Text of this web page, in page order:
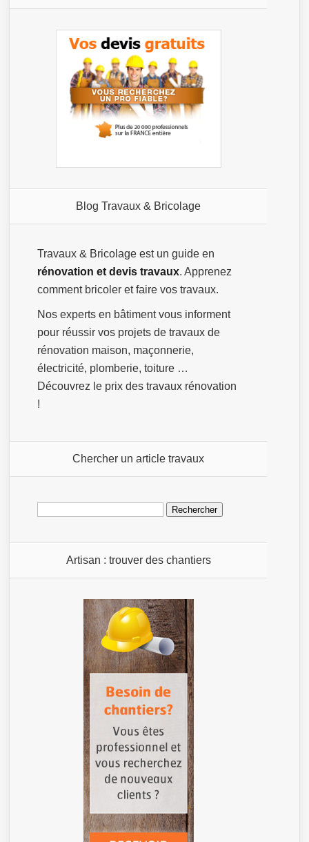
Blog Travaux & Bricolage
Travaux & Bricolage est un guide en
rénovation et devis travaux. Apprenez
comment bricoler et faire vos travaux.
Nos experts en bâtiment vous informent
pour réussir vos projets de travaux de
rénovation maison, maçonnerie,
électricité, plomberie, toiture …
Découvrez le prix des travaux rénovation
!
Chercher un article travaux
Rechercher :
Artisan : trouver des chantiers